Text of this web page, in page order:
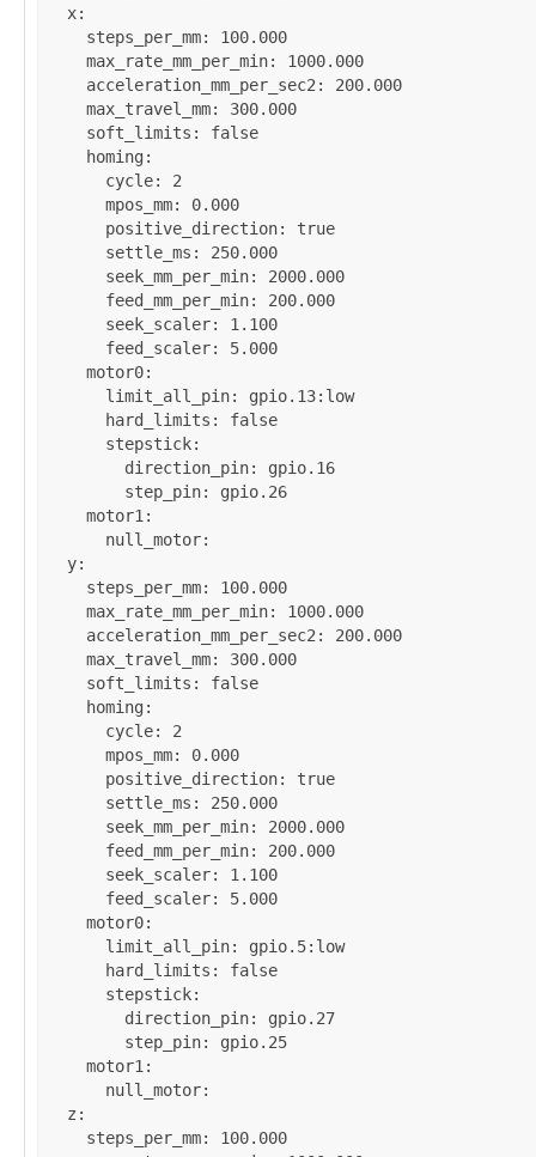
x:
steps_per_mm: 100.000
max_rate_mm_per_min: 1000.000
acceleration_mm_per_sec2 : 200.000
max_travel_mm: 300.000
soft_limits : false
homing :
cycle: 2
mpos_mm: 0.000
positive_direction: true
settle_ms : 250.000
seek_mm_per_min: 2000.000
feed_mm_per_min: 200.000
seek_scaler: 1.100
feed_scaler: 5.000
motor0:
limit_all_pin: gpio.13:low
hard_limits : false
stepstick:
direction_pin: gpio.16
step_pin: gpio.26
motor1 :
null_motor:
y:
steps_per_mm: 100.000
max_rate_mm_per_min: 1000.000
acceleration_mm_per_sec2 : 200.000
max_travel_mm: 300.000
soft_limits : false
homing :
cycle: 2
mpos_mm: 0.000
positive_direction: true
settle_ms : 250.000
seek_mm_per_min: 2000.000
feed_mm_per_min: 200.000
seek_scaler: 1.100
feed_scaler: 5.000
motor0:
limit_all_pin: gpio.5:low
hard_limits : false
stepstick:
direction_pin: gpio.27
step_pin: gpio.25
motor1 :
null_motor:
z :
steps_per_mm: 100.000